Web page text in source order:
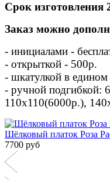
Срок изготовления
Заказ можно
- инициалами -
- открыткой - 500р. ⠀
- шкатулкой в
- ручной подгибкой:
110х110(6000р.),
Шёлковый платок Роза
7700 руб